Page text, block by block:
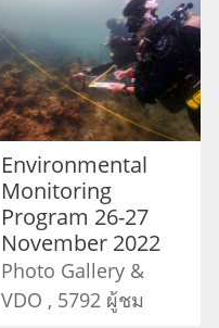
Environmental
Monitoring
Program 26-27
November 2022
Photo Gallery &
VDO , 5792 ผู้ชม